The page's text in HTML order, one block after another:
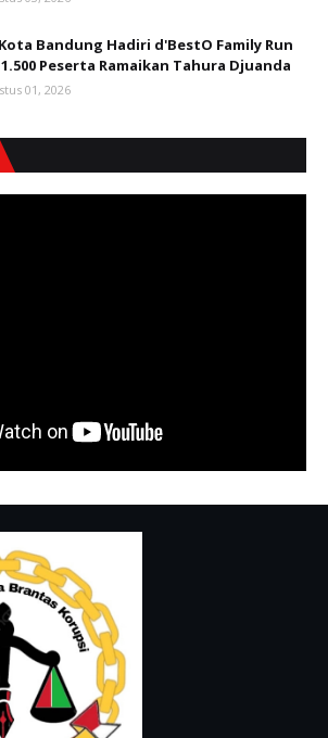
Bandung Hadiri d'BestO Family Run
1.500 Peserta Ramaikan Tahura Djuanda
01, 2026